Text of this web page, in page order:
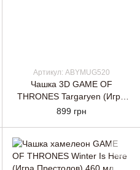
Артикул: ABYMUG520
Чашка 3D GAME OF
THRONES Targaryen (Игра
Престолов)
899 грн